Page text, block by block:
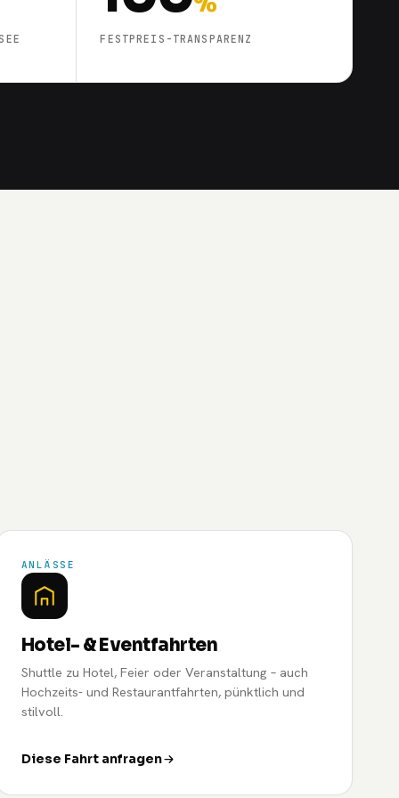
FESTPREIS-TRANSPARENZ
ANLÄSSE
Hotel- & Eventfahrten
Shuttle zu Hotel, Feier oder Veranstaltung – auch
Hochzeits- und Restaurantfahrten, pünktlich und
stilvoll.
Diese Fahrt anfragen